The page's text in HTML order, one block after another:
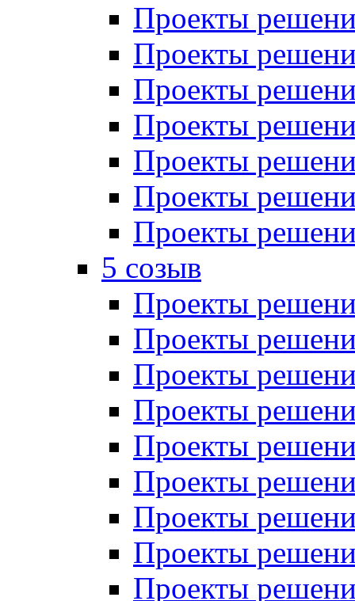
Проекты
Проекты
Проекты
Проекты
Проекты
Проекты
Проекты
5 созыв
Проекты
Проекты
Проекты
Проекты
Проекты
Проекты
Проекты
Проекты
Проекты